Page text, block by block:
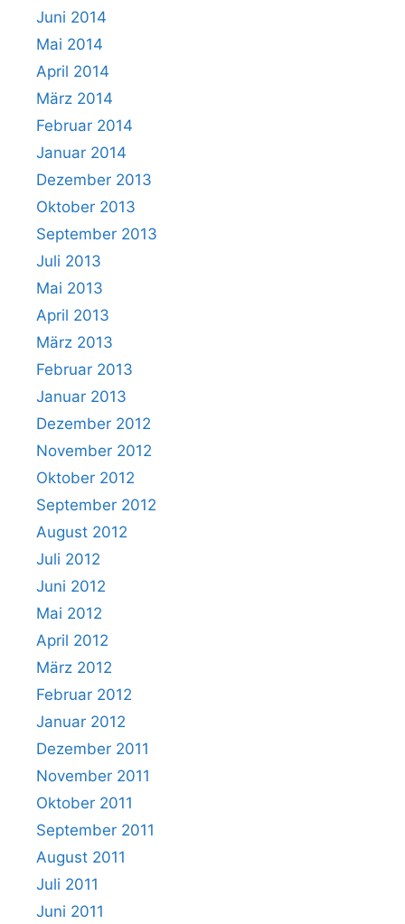
Juni 2014
Mai 2014
April 2014
März 2014
Februar 2014
Januar 2014
Dezember 2013
Oktober 2013
September 2013
Juli 2013
Mai 2013
April 2013
März 2013
Februar 2013
Januar 2013
Dezember 2012
November 2012
Oktober 2012
September 2012
August 2012
Juli 2012
Juni 2012
Mai 2012
April 2012
März 2012
Februar 2012
Januar 2012
Dezember 2011
November 2011
Oktober 2011
September 2011
August 2011
Juli 2011
Juni 2011